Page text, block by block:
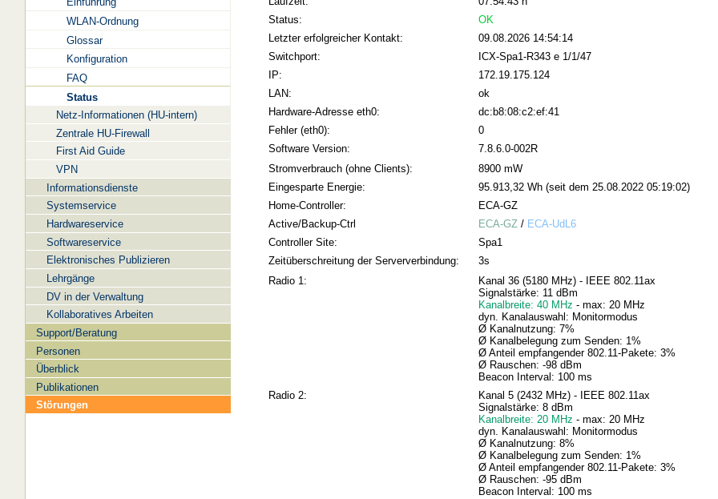
WLAN-Ordnung
Glossar
Konfiguration
FAQ
Status
Netz-Informationen (HU-intern)
Zentrale HU-Firewall
First Aid Guide
VPN
Informationsdienste
Systemservice
Hardwareservice
Softwareservice
Elektronisches Publizieren
Lehrgänge
DV in der Verwaltung
Kollaboratives Arbeiten
Support/Beratung
Personen
Überblick
Publikationen
Störungen
Status:
OK
Letzter erfolgreicher Kontakt:
09.08.2026 14:54:14
Switchport:
ICX-Spa1-R343 e 1/1/47
IP:
172.19.175.124
LAN:
ok
Hardware-Adresse eth0:
dc:b8:08:c2:ef:41
Fehler (eth0):
0
Software Version:
7.8.6.0-002R
Stromverbrauch (ohne Clients):
8900 mW
Eingesparte Energie:
95.913,32 Wh (seit dem 25.08.2022 05:19:02)
Home-Controller:
ECA-GZ
Active/Backup-Ctrl
ECA-GZ/ ECA-UdL6
Controller Site:
Spa1
Zeitüberschreitung der Serververbindung:
3s
Radio 1:
Kanal 36 (5180 MHz) - IEEE 802.11ax
Signalstärke: 11 dBm
Kanalbreite: 40 MHz - max: 20 MHz
dyn. Kanalauswahl: Monitormodus
Ø Kanalnutzung: 7%
Ø Kanalbelegung zum Senden: 1%
Ø Anteil empfangender 802.11-Pakete: 3%
Ø Rauschen: -98 dBm
Beacon Interval: 100 ms
Radio 2:
Kanal 5 (2432 MHz) - IEEE 802.11ax
Signalstärke: 8 dBm
Kanalbreite: 20 MHz - max: 20 MHz
dyn. Kanalauswahl: Monitormodus
Ø Kanalnutzung: 8%
Ø Kanalbelegung zum Senden: 1%
Ø Anteil empfangender 802.11-Pakete: 3%
Ø Rauschen: -95 dBm
Beacon Interval: 100 ms